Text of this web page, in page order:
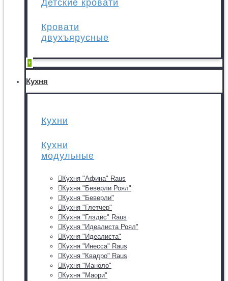
Детские кровати
Кровати
двухъярусные
+
Кухня
Кухни
Кухни
модульные
Кухня "Афина" Raus
Кухня "Беверли Роял"
Кухня "Беверли"
Кухня "Глетчер"
Кухня "Глэдис" Raus
Кухня "Идеалиста Роял"
Кухня "Идеалиста"
Кухня "Инесса" Raus
Кухня "Квадро" Raus
Кухня "Маноло"
Кухня "Маори"